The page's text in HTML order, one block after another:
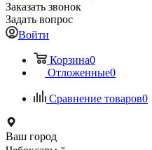
Заказать звонок
Задать вопрос
Войти
Корзина0
Отложенные0
Сравнение товаров0
Ваш город